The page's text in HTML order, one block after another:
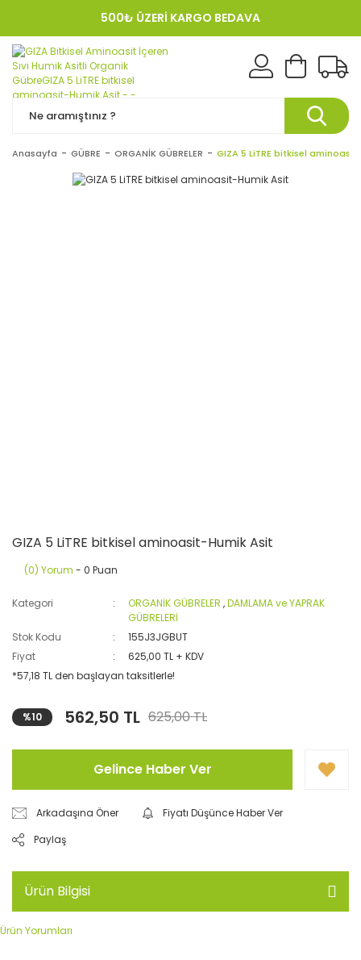
500₺ ÜZERİ KARGO BEDAVA
KREDI KARTINA 12 TAKSIT!
Anasayfa GÜBRE ORGANİK GÜBRELER GIZA 5 LiTRE bitkisel
GIZA 5 LiTRE bitkisel aminoasit-Humik Asit
(0) Yorum - 0 Puan
Kategori ORGANİK GÜBRELER ,DAMLAMA ve YAPRAK
GÜBRELERİ
Stok Kodu
155J3JGBUT
Fiyat
625,00 TL + KDV
*57,18 TL den başlayan taksitlerle!
%10 562,50 TL 625,00 TL
Gelince Haber Ver
Arkadaşına Öner
Fiyatı Düşünce Haber Ver
Paylaş
Ürün Bilgisi
Ürün Yorumları